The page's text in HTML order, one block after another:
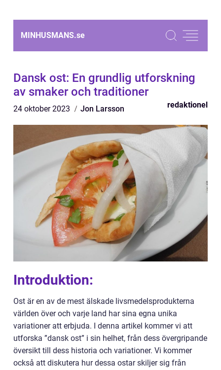
MINHUSMANS.se
Dansk ost: En grundlig utforskning
av smaker och traditioner
24 oktober 2023 Jon Larsson redaktionel
Introduktion:
Ost är en av de mest älskade livsmedelsprodukterna
världen över och varje land har sina egna unika
variationer att erbjuda. I denna artikel kommer vi att
utforska ”dansk ost” i sin helhet, från dess övergripande
översikt till dess historia och variationer. Vi kommer
också att diskutera hur dessa ostar skiljer sig från